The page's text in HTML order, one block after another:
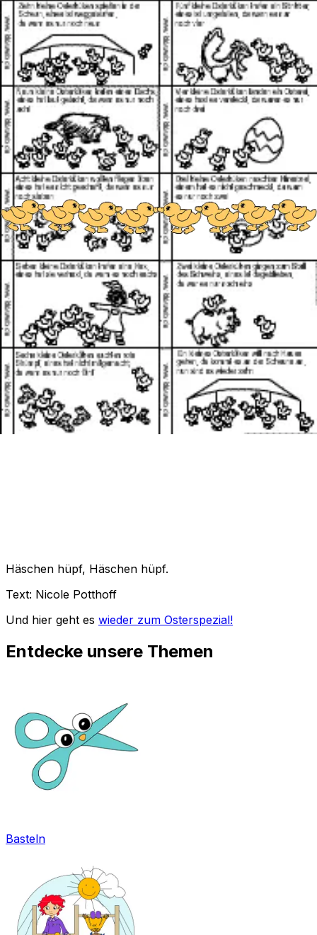
und als er endlich oben war, sprang er vergnügt ins
Gras.
Dann läuft Klein Häschen schnell nach Haus, vorbei ist
die Gefahr.
Die Mutter schüttelt’s Fell ihm aus, bis dass es trocken
war.
Häschen in der Grube
Der Oldie unter den Kinderliedern. Ein Kind ist das
Häschen, das sich auf den Boden hockt. Die anderen
Kinder oder die Eltern fassen sich an den Händen und
bilden einen Kreis um das „Häschen“. Während des
Singens laufen sie um das „Häschen“ herum. Bei der
Strophe „Häschen hüpf“, hüpft das Kind gehockt aus
dem Kreis.
Häschen in der Grube, saß und schlief,
saß und schlief,
armes Häschen bist du krank,
dass du nicht mehr hüpfen kannst?
Häschen hüpf, Häschen hüpf.
Text: Nicole Potthoff
Und hier geht es wieder zum Osterspezial!
Entdecke unsere Themen
Basteln